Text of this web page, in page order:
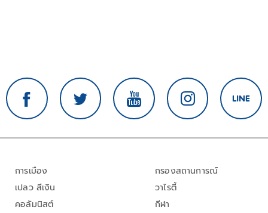
การเมือง
เปลว สีเงิน
คอลัมนิสต์
กรองสถานการณ์
วาไรตี้
กีฬา